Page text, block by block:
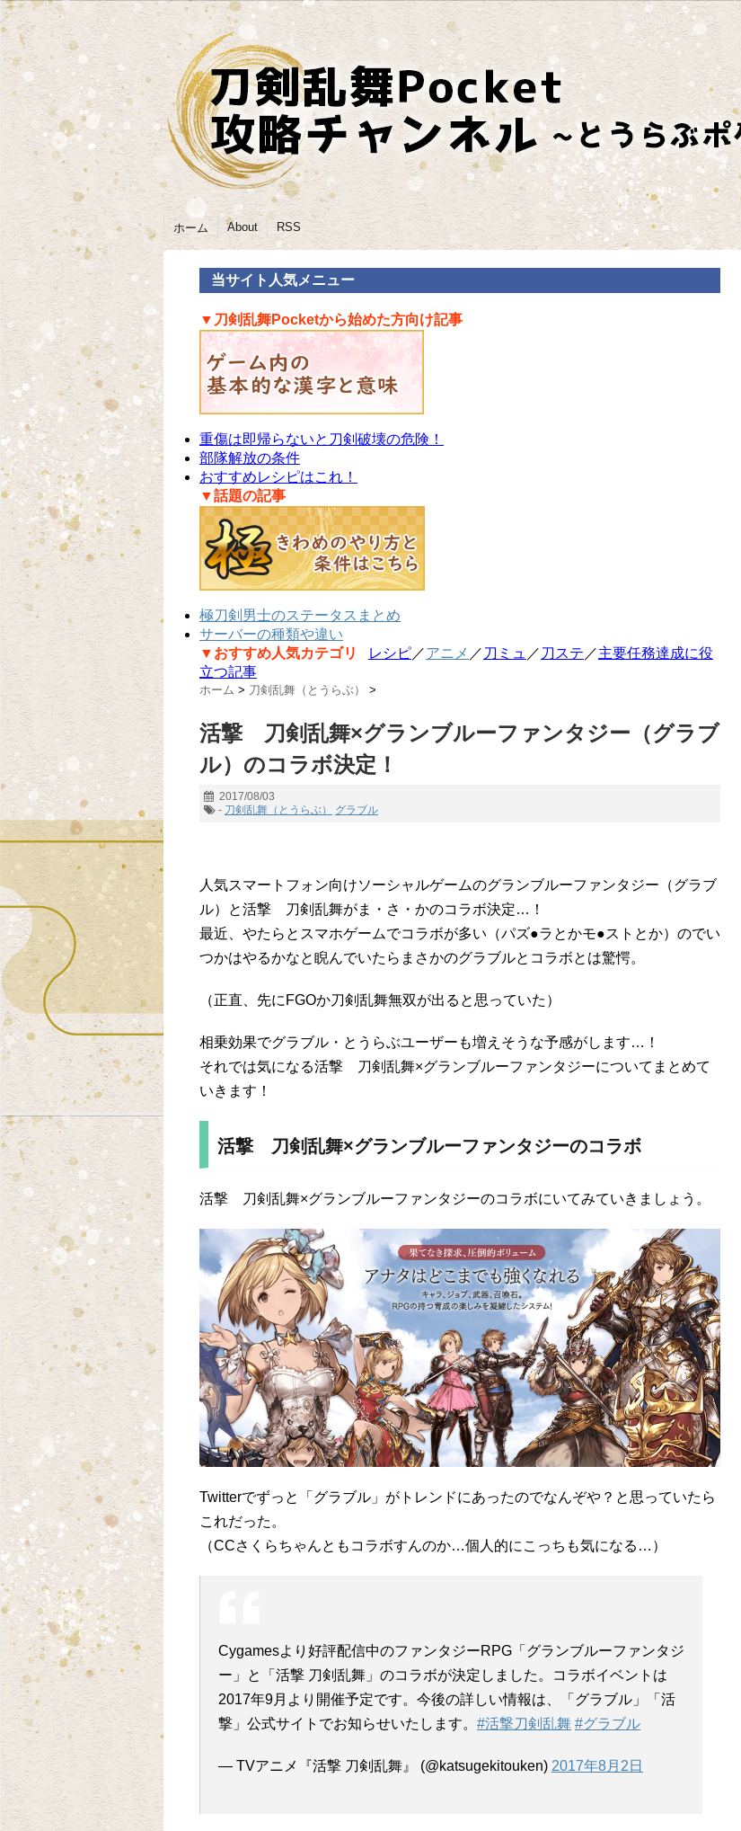
ホーム About RSS
当サイト人気メニュー
▼刀剣乱舞Pocketから始めた方向け記事
重傷は即帰らないと刀剣破壊の危険！
部隊解放の条件
おすすめレシピはこれ！
▼話題の記事
極刀剣男士のステータスまとめ
サーバーの種類や違い
▼おすすめ人気カテゴリ
レシピ／アニメ ／ 刀ミュ ／ 刀ステ ／主要任務達成に役
立つ記事
ホーム > 刀剣乱舞（とうらぶ） >
活撃 刀剣乱舞×グランブルーファンタジー（グラブ
ル）のコラボ決定！
2017/08/03
- 刀剣乱舞（とうらぶ） グラブル
人気スマートフォン向けソーシャルゲームのグランブルーファンタジー（グラブ
ル）と活撃 刀剣乱舞がま・さ・かのコラボ決定…！
最近、やたらとスマホゲームでコラボが多い（パズ●ラとかモ●ストとか）のでい
つかはやるかなと睨んでいたらまさかのグラブルとコラボとは驚愕。
（正直、先にFGOか刀剣乱舞無双が出ると思っていた）
相乗効果でグラブル・とうらぶユーザーも増えそうな予感がします…！
それでは気になる活撃 刀剣乱舞×グランブルーファンタジーについてまとめて
いきます！
活撃 刀剣乱舞×グランブルーファンタジーのコラボ
活撃 刀剣乱舞×グランブルーファンタジーのコラボにいてみていきましょう。
Twitterでずっと「グラブル」がトレンドにあったのでなんぞや？と思っていたら
これだった。
（CCさくらちゃんともコラボすんのか…個人的にこっちも気になる…）
Cygamesより好評配信中のファンタジーRPG「グランブルーファンタジ
ー」と「活撃 刀剣乱舞」のコラボが決定しました。コラボイベントは
2017年9月より開催予定です。今後の詳しい情報は、「グラブル」「活
撃」公式サイトでお知らせいたします。 #活撃刀剣乱舞 #グラブル
— TVアニメ『活撃 刀剣乱舞』 (@katsugekitouken) 2017年8月2日